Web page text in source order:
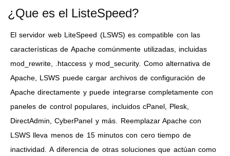
¿Que es el ListeSpeed?
El servidor web LiteSpeed ​​(LSWS) es compatible con las
características de Apache comúnmente utilizadas, incluidas
mod_rewrite, .htaccess y mod_security. Como alternativa de
Apache, LSWS puede cargar archivos de configuración de
Apache directamente y puede integrarse completamente con
paneles de control populares, incluidos cPanel, Plesk,
DirectAdmin, CyberPanel y más. Reemplazar Apache con
LSWS lleva menos de 15 minutos con cero tiempo de
inactividad. A diferencia de otras soluciones que actúan como